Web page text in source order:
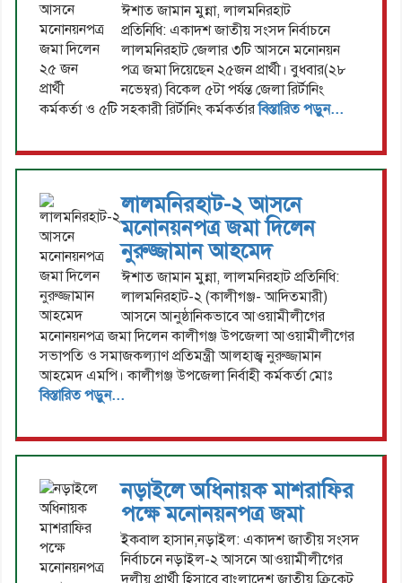
ঈশাত জামান মুন্না, লালমনিরহাট
প্রতিনিধি: একাদশ জাতীয় সংসদ নির্বাচনে
লালমনিরহাট জেলার ৩টি আসনে মনোনয়ন
পত্র জমা দিয়েছেন ২৫জন প্রার্থী। বুধবার(২৮
নভেম্বর) বিকেল ৫টা পর্যন্ত জেলা রির্টানিং
কর্মকর্তা ও ৫টি সহকারী রির্টানিং কর্মকর্তারবিস্তারিত পড়ুন...
লালমনিরহাট-২ আসনে
মনোনয়নপত্র জমা দিলেন
নুরুজ্জামান আহমেদ
ঈশাত জামান মুন্না, লালমনিরহাট প্রতিনিধি:
লালমনিরহাট-২ (কালীগঞ্জ- আদিতমারী)
আসনে আনুষ্ঠানিকভাবে আওয়ামীলীগের
মনোনয়নপত্র জমা দিলেন কালীগঞ্জ উপজেলা আওয়ামীলীগের
সভাপতি ও সমাজকল্যাণ প্রতিমন্ত্রী আলহাজ্ব নুরুজ্জামান
আহমেদ এমপি। কালীগঞ্জ উপজেলা নির্বাহী কর্মকর্তা মোঃ
বিস্তারিত পড়ুন...
নড়াইলে অধিনায়ক মাশরাফির
পক্ষে মনোনয়নপত্র জমা
ইকবাল হাসান,নড়াইল: একাদশ জাতীয় সংসদ
নির্বাচনে নড়াইল-২ আসনে আওয়ামীলীগের